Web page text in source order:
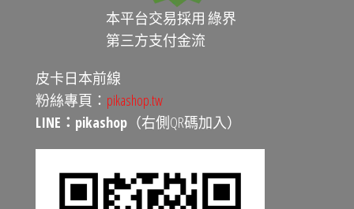
本平台交易採用 綠界
第三方支付金流
皮卡日本前線
粉絲專頁： pikashop.tw
LINE：pikashop （右側QR碼加入）